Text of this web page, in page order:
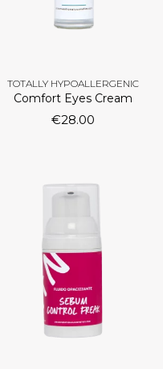
TOTALLY HYPOALLERGENIC
Comfort Eyes Cream
€28.00